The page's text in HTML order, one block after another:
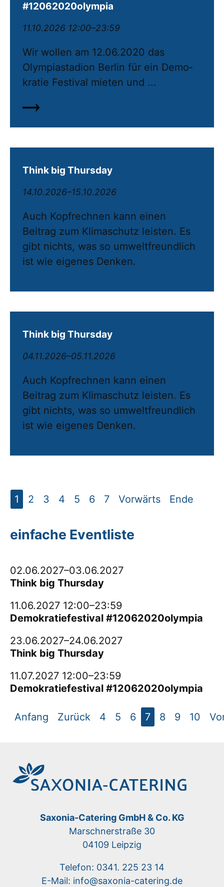
#12062020olympia
11.10.2026 12:00–23:59
Wir wollen am 12.06.2020 das
Olympiastadion Berlin für ein De­mo­
kratie Festival mieten und ...
Think big Thursday
14.10.2026–15.10.2026
Auch Kopfrechnen kann einen
Beitrag zum Klimaschutz leisten. Es
gibt nichts, was so umweltfreundlich
ist wie eigenes Denken.
Think big Thursday
04.11.2026–05.11.2026
Auch Kopfrechnen kann einen
Beitrag zum Klimaschutz leisten. Es
gibt nichts, was so umweltfreundlich
ist wie eigenes Denken.
1 2 3 4 5 6 7 Vorwärts Ende
einfache Eventliste
02.06.2027–03.06.2027
Think big Thursday
11.06.2027 12:00–23:59
Demokratiefestival #12062020olympia
23.06.2027–24.06.2027
Think big Thursday
11.07.2027 12:00–23:59
Demokratiefestival #12062020olympia
Anfang Zurück 4 5 6 7 8 9 10
Saxonia-Catering GmbH & Co. KG
Marschnerstraße 30
04109 Leipzig
Telefon: 0341. 225 23 14
E-Mail: info@saxonia-catering.de